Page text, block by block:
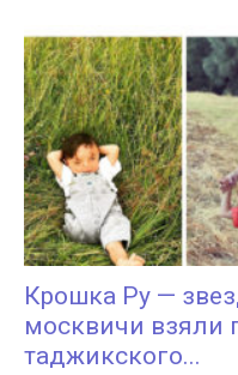
Крошка Ру —
москвичи взяли
таджикского...